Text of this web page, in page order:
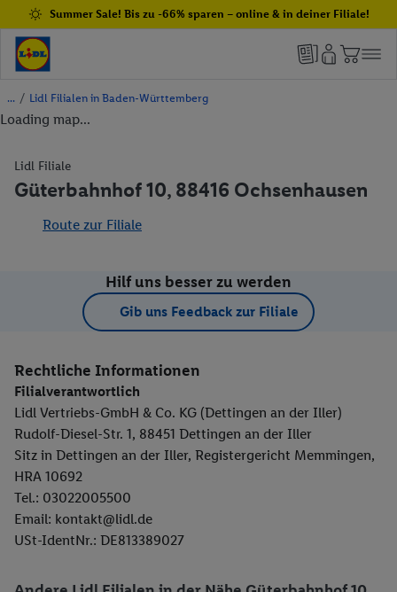
Summer Sale! Bis zu -66% sparen – online & in deiner Filiale!
/ Lidl Filialen in Baden-Württemberg
Loading map...
Lidl Filiale
Güterbahnhof 10, 88416 Ochsenhausen
Route zur Filiale
Hilf uns besser zu werden
Gib uns Feedback zur Filiale
Rechtliche Informationen
Filialverantwortlich
Lidl Vertriebs-GmbH & Co. KG (Dettingen an der Iller)
Rudolf-Diesel-Str. 1, 88451 Dettingen an der Iller
Sitz in Dettingen an der Iller, Registergericht Memmingen,
HRA 10692
Tel.: 03022005500
Email: kontakt@lidl.de
USt-IdentNr.: DE813389027